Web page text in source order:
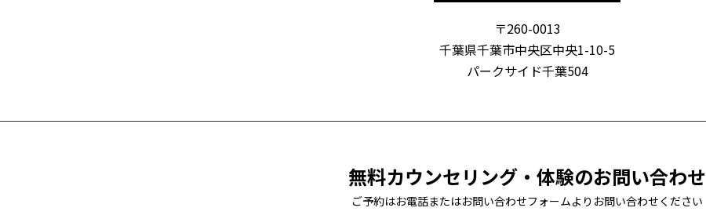
〒260-0013
千葉県千葉市中央区中央1-10-5
パークサイド千葉504
無料カウンセリング・ 体験のお問い合わせ
ご予約はお電話またはお問い合わせフォームより お問い合わせください